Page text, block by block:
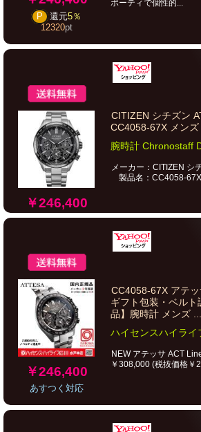
P 還元5％
12320pt
ポーティで個性的...
￥246,400
CITIZEN シチズン
CC4058-67X メンズ
腕時計 Chronostaff
メーカー：CITIZEN シ
製品名：CC4058-
￥246,400
あすつく対応
CC4058-67X アテ
ギフト包装・ベルト
品】腕時計 メンズ ...
ハイセンスハイライ
NEW アテッサ ACT
￥308,000 (税抜価格￥